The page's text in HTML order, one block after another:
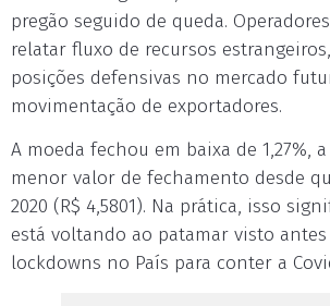
pregão seguido de queda.
relatar fluxo de recursos
posições defensivas no mercado
movimentação de exportadores.
A moeda fechou em baixa de 1,27%, a
menor valor de fechamento desde
2020 (R$ 4,5801). Na prática, isso
está voltando ao patamar visto
lockdowns no País para conter a